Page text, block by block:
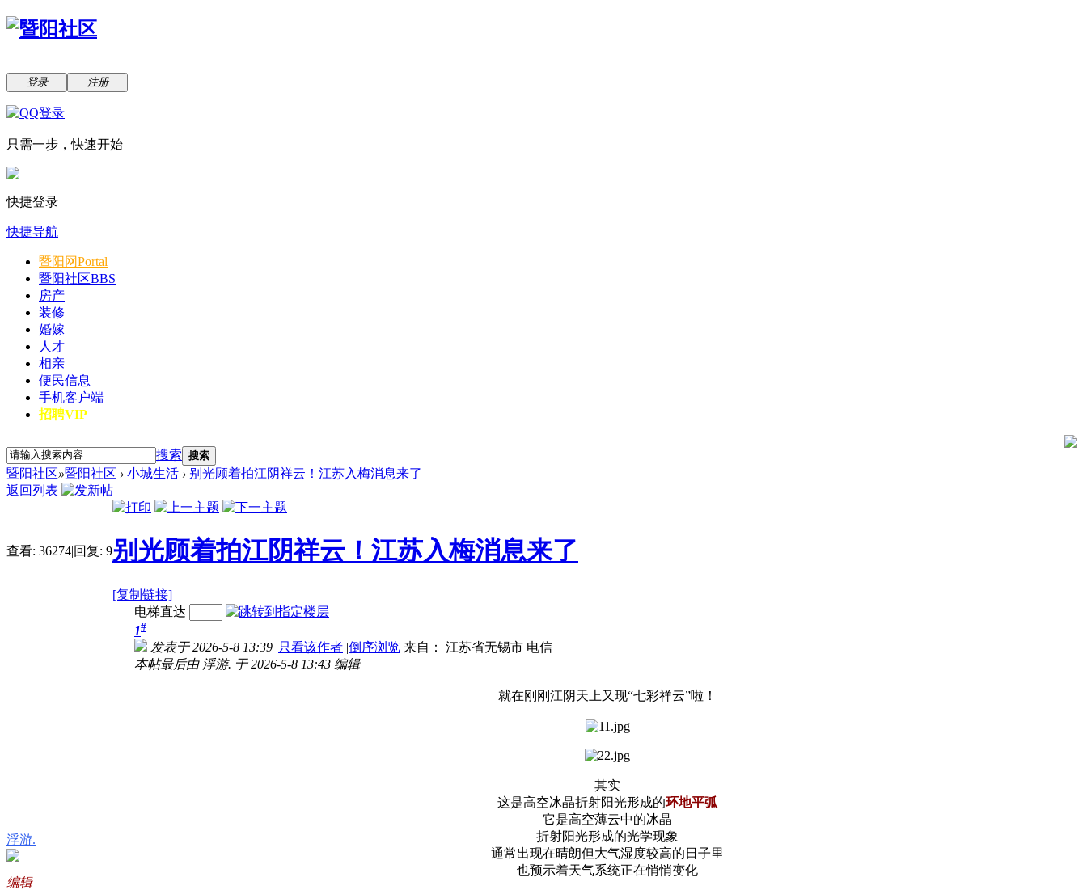
登录 注册
只需一步，快速开始
快捷登录
快捷导航
暨阳网Portal
暨阳社区BBS
房产
装修
婚嫁
人才
相亲
便民信息
手机客户端
招聘VIP
搜索 搜索
暨阳社区»暨阳社区 › 小城生活 › 别光顾着拍江阴祥云！江苏入梅消息来了
返回列表
查看: 36274|回复: 9别光顾着拍江阴祥云！江苏入梅消息来了
[复制链接]
浮游.
编辑
电梯直达
1#
发表于 2026-5-8 13:39 |只看该作者 |倒序浏览 来自： 江苏省无锡市 电信
本帖最后由 浮游. 于 2026-5-8 13:43 编辑
就在刚刚 江阴天上又现“七彩祥云”啦！
其实
这是高空冰晶折射阳光形成的环地平弧
它是高空薄云中的冰晶
折射阳光形成的光学现象
通常出现在晴朗但大气湿度较高的日子里
也预示着天气系统正在悄悄变化